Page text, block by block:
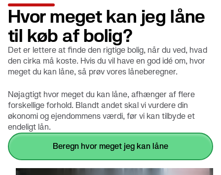
Hvor meget kan jeg låne
til køb af bolig?
Det er lettere at finde den rigtige bolig, når du ved, hvad
den cirka må koste. Hvis du vil have en god idé om, hvor
meget du kan låne, så prøv vores låneberegner.
Nøjagtigt hvor meget du kan låne, afhænger af flere
forskellige forhold. Blandt andet skal vi vurdere din
økonomi og ejendommens værdi, før vi kan tilbyde et
endeligt lån.
beregn hvor meget jeg kan låne